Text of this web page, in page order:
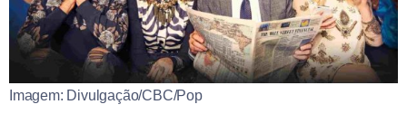
Imagem: Divulgação/CBC/Pop